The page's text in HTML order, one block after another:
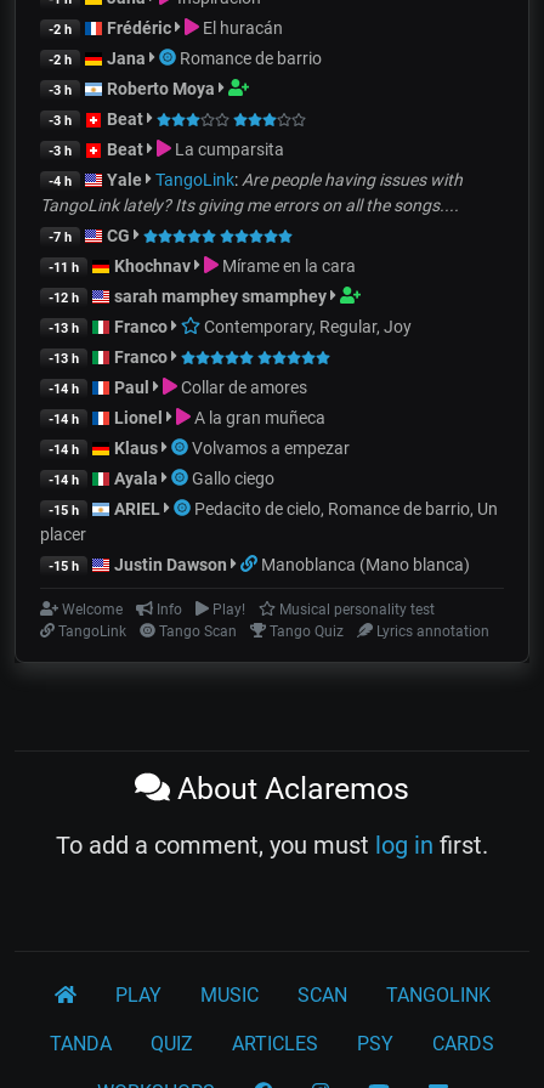
-2 h Frédéric El huracán
-2 h Jana Romance de barrio
-3 h Roberto Moya
-3 h Beat
-3 h Beat La cumparsita
-4 h Yale TangoLink: Are people having issues with
TangoLink lately? Its giving me errors on all the songs....
-7 h CG
-11 h Khochnav Mírame en la cara
-12 h sarah mamphey smamphey
-13 h Franco Contemporary, Regular, Joy
-13 h Franco
-14 h Paul Collar de amores
-14 h Lionel A la gran muñeca
-14 h Klaus Volvamos a empezar
-14 h Ayala Gallo ciego
-15 h ARIEL
Pedacito de cielo, Romance de barrio, Un
placer
-15 h Justin Dawson Manoblanca (Mano blanca)
Welcome Info Play!
Musical personality test
TangoLink
Tango Scan Tango Quiz Lyrics annotation
About Aclaremos
To add a comment, you must log in first.
PLAY MUSIC SCAN TANGOLINK
TANDA QUIZ ARTICLES PSY CARDS